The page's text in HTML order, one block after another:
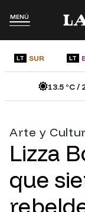
MENÚ
LT SUR LT
13.5°C /
Arte y
Lizza
que